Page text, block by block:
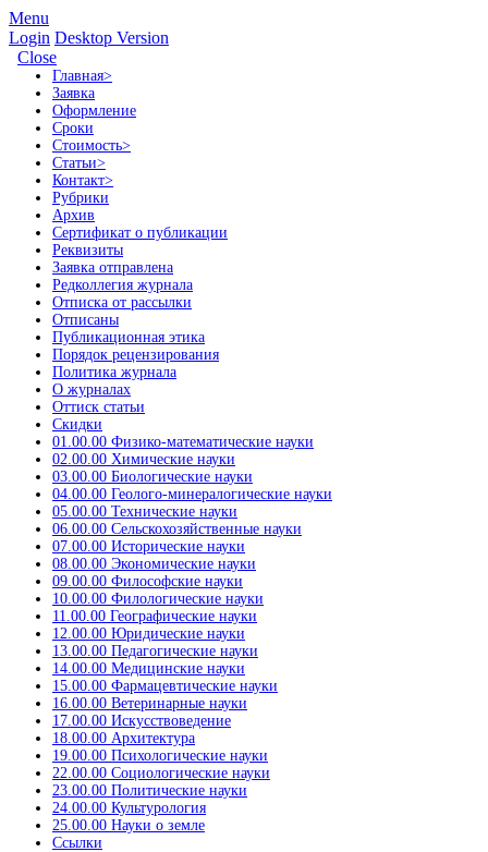
Menu
Login Desktop Version
Close
Главная>
Заявка
Оформление
Сроки
Стоимость>
Статьи>
Контакт>
Рубрики
Архив
Сертификат о публикации
Реквизиты
Заявка отправлена
Редколлегия журнала
Отписка от рассылки
Отписаны
Публикационная этика
Порядок рецензирования
Политика журнала
О журналах
Оттиск статьи
Скидки
01.00.00 Физико-математические науки
02.00.00 Химические науки
03.00.00 Биологические науки
04.00.00 Геолого-минералогические науки
05.00.00 Технические науки
06.00.00 Сельскохозяйственные науки
07.00.00 Исторические науки
08.00.00 Экономические науки
09.00.00 Философские науки
10.00.00 Филологические науки
11.00.00 Географические науки
12.00.00 Юридические науки
13.00.00 Педагогические науки
14.00.00 Медицинские науки
15.00.00 Фармацевтические науки
16.00.00 Ветеринарные науки
17.00.00 Искусствоведение
18.00.00 Архитектура
19.00.00 Психологические науки
22.00.00 Социологические науки
23.00.00 Политические науки
24.00.00 Культурология
25.00.00 Науки о земле
Ссылки